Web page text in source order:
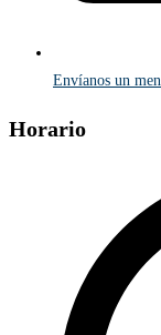
Envíanos un
Horario